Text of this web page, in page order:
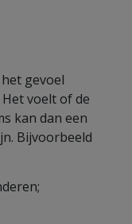
gevoel
voelt of de
kan dan een
Bijvoorbeeld